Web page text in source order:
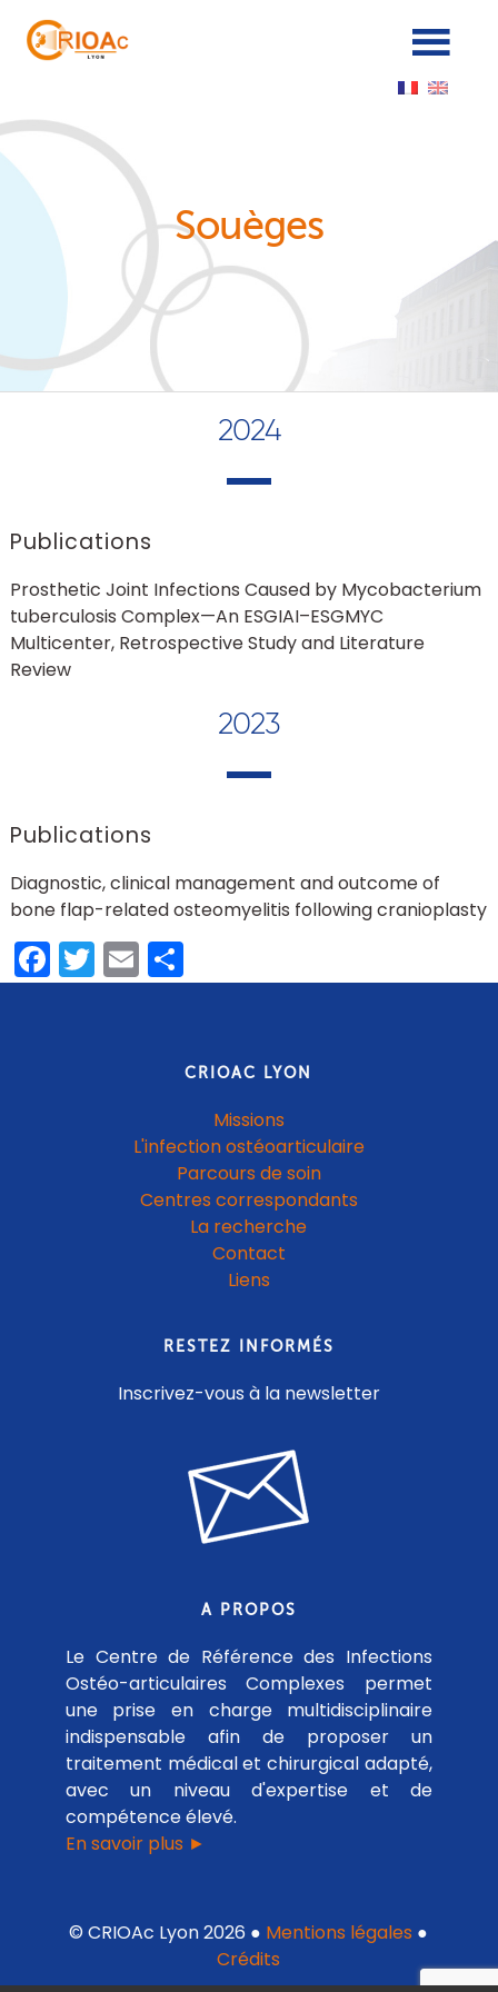
Souèges
2024
Publications
Prosthetic Joint Infections Caused by Mycobacterium
tuberculosis Complex—An ESGIAI–ESGMYC
Multicenter, Retrospective Study and Literature
Review
2023
Publications
Diagnostic, clinical management and outcome of
bone flap-related osteomyelitis following cranioplasty
Facebook
Twitter
EmailPartager
CRIOAC LYON
Missions
L'infection ostéoarticulaire
Parcours de soin
Centres correspondants
La recherche
Contact
Liens
RESTEZ INFORMÉS
Inscrivez-vous à la newsletter
A PROPOS
Le Centre de Référence des Infections
Ostéo-articulaires Complexes permet
une prise en charge multidisciplinaire
indispensable afin de proposer un
traitement médical et chirurgical adapté,
avec un niveau d'expertise et de
compétence élevé.
En savoir plus ►
© CRIOAc Lyon 2026 ● Mentions légales ●
Crédits
Panneau de gestion des cookies